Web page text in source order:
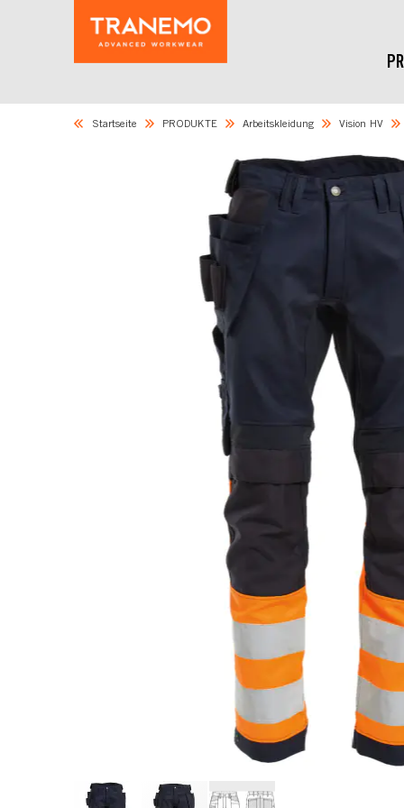
Startseite PRODUKTE Arbeitskleidung Vision HV